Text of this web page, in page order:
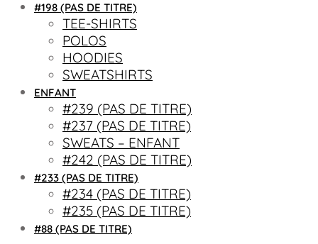
#198 (PAS DE TITRE)
TEE-SHIRTS
POLOS
HOODIES
SWEATSHIRTS
ENFANT
#239 (PAS DE TITRE)
#237 (PAS DE TITRE)
SWEATS – ENFANT
#242 (PAS DE TITRE)
#233 (PAS DE TITRE)
#234 (PAS DE TITRE)
#235 (PAS DE TITRE)
#88 (PAS DE TITRE)